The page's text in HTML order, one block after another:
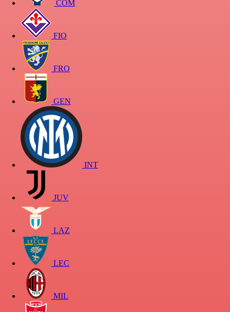
COM
FIO
FRO
GEN
INT
JUV
LAZ
LEC
MIL